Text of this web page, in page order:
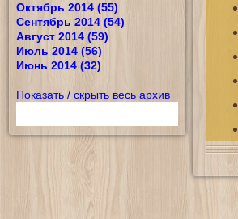
Октябрь 2014 (55)
Сентябрь 2014 (54)
Август 2014 (59)
Июль 2014 (56)
Июнь 2014 (32)
Показать / скрыть весь архив